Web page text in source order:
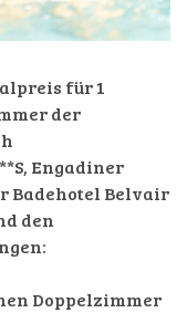
für 1
der
Engadiner
Badehotel Belvair
den
Doppelzimmer